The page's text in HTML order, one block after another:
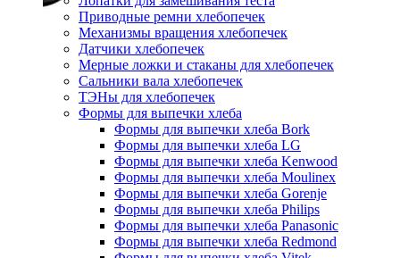
Приводные ремни хлебопечек
Механизмы вращения хлебопечек
Датчики хлебопечек
Мерные ложки и стаканы для хлебопечек
Сальники вала хлебопечек
ТЭНы для хлебопечек
Формы для выпечки хлеба
Формы для выпечки хлеба Bork
Формы для выпечки хлеба LG
Формы для выпечки хлеба Kenwood
Формы для выпечки хлеба Moulinex
Формы для выпечки хлеба Gorenje
Формы для выпечки хлеба Philips
Формы для выпечки хлеба Panasonic
Формы для выпечки хлеба Redmond